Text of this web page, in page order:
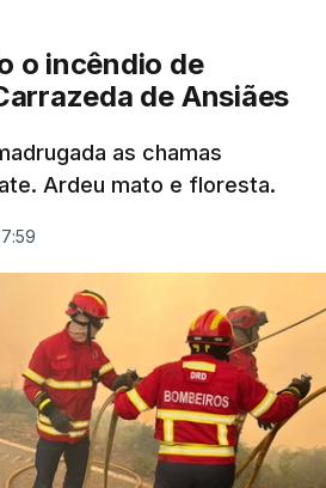
ESTÁ NESTE
o incêndio de
de Ansiães
as chamas
Ardeu mato e floresta.